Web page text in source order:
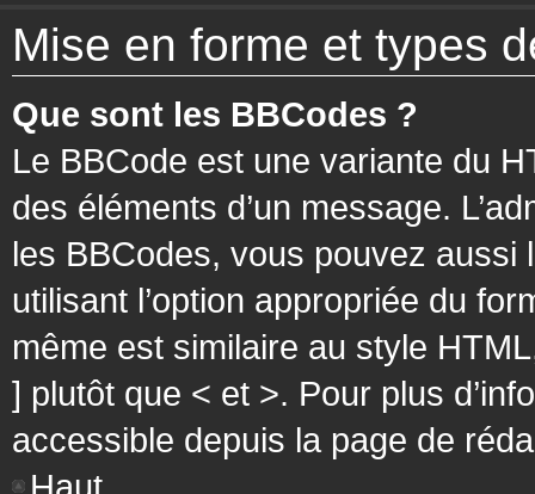
Mise en forme et types
Que sont les BBCodes ?
Le BBCode est une variante du
des éléments d’un message.
les BBCodes, vous pouvez
utilisant l’option appropriée du
même est similaire au style
] plutôt que < et >. Pour plus
accessible depuis la page de